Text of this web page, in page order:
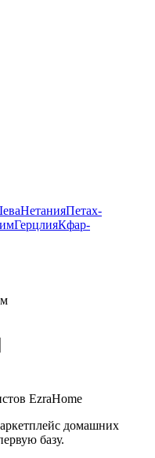
НетанияПетах-
ГерцлияКфар-
EzraHome
домашних
базу.